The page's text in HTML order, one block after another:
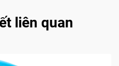
liên quan